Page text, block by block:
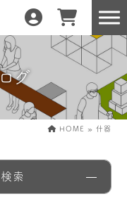
の職人の手仕事で
森と暮らしを環る
グ
HOME » 什器
索